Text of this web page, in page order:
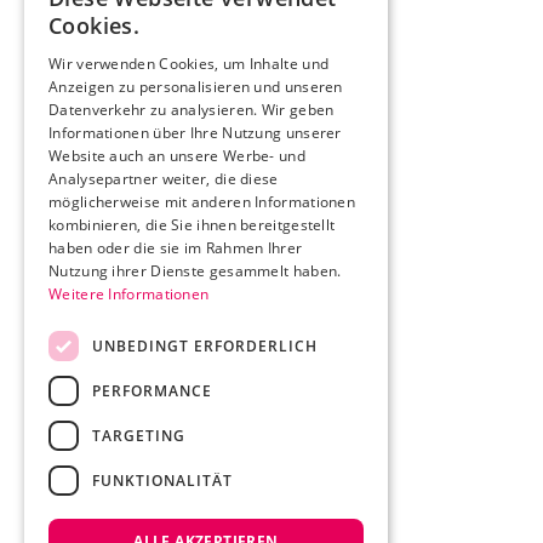
Cookies.
Wir verwenden Cookies, um Inhalte und
Anzeigen zu personalisieren und unseren
Datenverkehr zu analysieren. Wir geben
Informationen über Ihre Nutzung unserer
Website auch an unsere Werbe- und
Analysepartner weiter, die diese
möglicherweise mit anderen Informationen
kombinieren, die Sie ihnen bereitgestellt
haben oder die sie im Rahmen Ihrer
Nutzung ihrer Dienste gesammelt haben.
Weitere Informationen
UNBEDINGT ERFORDERLICH
PERFORMANCE
TARGETING
FUNKTIONALITÄT